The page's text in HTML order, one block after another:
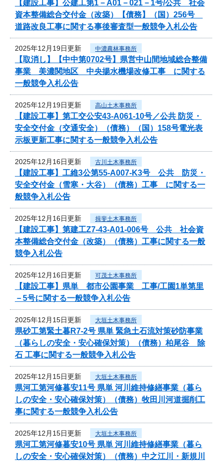
【建設工事】公建工第1－A01－021－1号/公共 社会
資本整備総合交付金（改築）【債務】（国）256号
道路改良工事に関する事後審査型一般競争入札公告
2025年12月19日更新 中濃農林事務所
【取消し】【中中第0702号】県営中山間地域総合整備
事業 美濃関地区 中央揚水機場改修工事 に関する
一般競争入札公告
2025年12月19日更新 高山土木事務所
【建設工事】第工交公安43-A061-10号／公共 防災・
安全交付金（交通安全）（債務）（国）158号電光表
示板更新工事に関する一般競争入札公告
2025年12月16日更新 古川土木事務所
【建設工事】工維3公第55-A007-K3号 公共 防災・
安全交付金（雪寒・大谷）（債務）工事 に関する一
般競争入札公告
2025年12月16日更新 揖斐土木事務所
【建設工事】第建工Z7-43-A01-006号 公共 社会資
本整備総合交付金（改築）（債務）工事に関する一般
競争入札公告
2025年12月16日更新 可茂土木事務所
【建設工事】県単 都市公園事業 工事/工園1単第里
－5号に関する一般競争入札公告
2025年12月15日更新 大垣土木事務所
県砂工第緊土暮R7-2号 県単 緊急土石流対策砂防事業
（暮らしの安全・安心確保対策）（債務）柏尾谷 除
石 工事に関する一般競争入札公告
2025年12月15日更新 大垣土木事務所
県河工第河修暮安11号 県単 河川維持修繕事業（暮ら
しの安全・安心確保対策）（債務）牧田川河道掘削工
事に関する一般競争入札公告
2025年12月15日更新 大垣土木事務所
県河工第河修暮安10号 県単 河川維持修繕事業（暮ら
しの安全・安心確保対策）（債務）中之江川・新規川